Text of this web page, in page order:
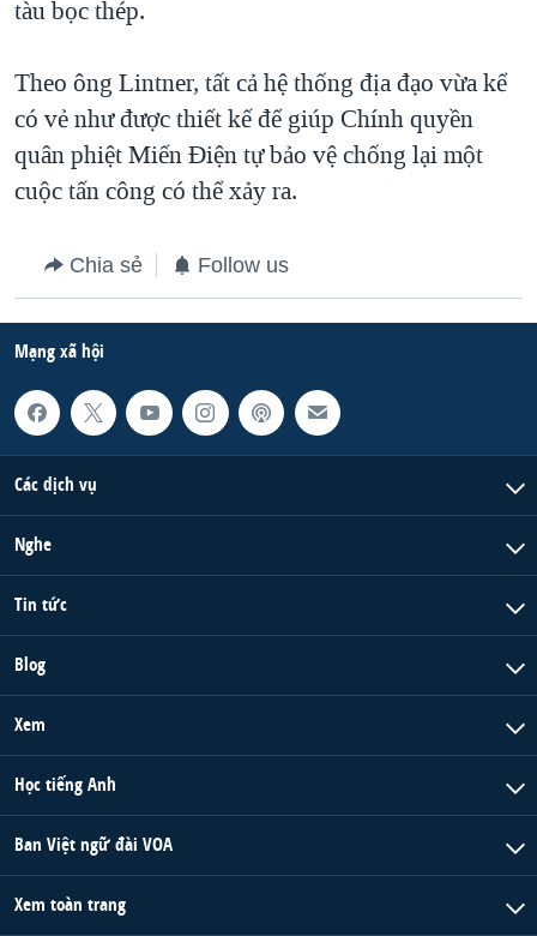
tàu bọc thép.
Theo ông Lintner, tất cả hệ thống địa đạo vừa kể
có vẻ như được thiết kế để giúp Chính quyền
quân phiệt Miến Điện tự bảo vệ chống lại một
cuộc tấn công có thể xảy ra.
Chia sẻ Follow us
Mạng xã hội
Các dịch vụ
Nghe
Tin tức
Blog
Xem
Học tiếng Anh
Ban Việt ngữ đài VOA
Xem toàn trang